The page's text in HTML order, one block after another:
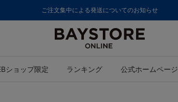
ご注文集中による発送についてのお知らせ
ショップ限定 ランキング 公式ホームページ